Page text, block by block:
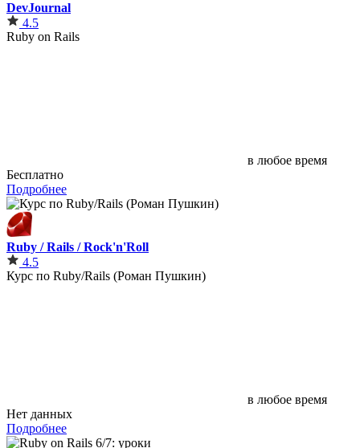
DevJournal
4.5
Ruby on Rails
в любое время
Бесплатно
Подробнее
Ruby / Rails / Rock'n'Roll
4.5
Курс по Ruby/Rails (Роман Пушкин)
в любое время
Нет данных
Подробнее